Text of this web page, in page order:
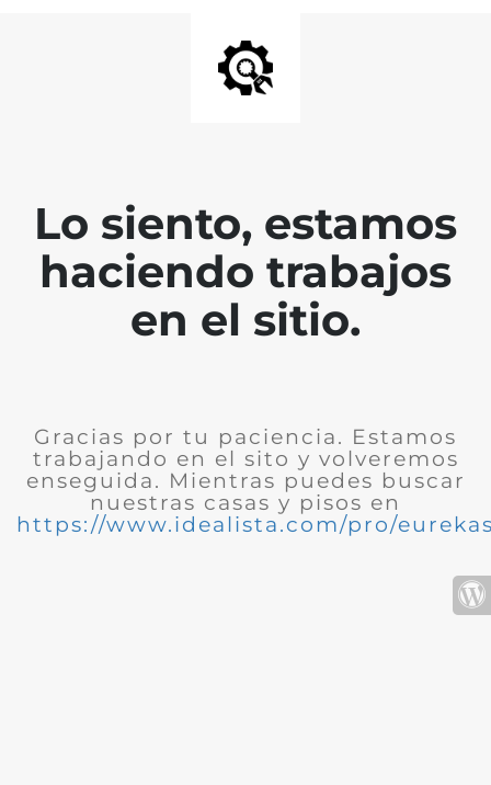
Lo siento, estamos
haciendo trabajos
en el sitio.
Gracias por tu paciencia. Estamos
trabajando en el sito y volveremos
enseguida. Mientras puedes buscar
nuestras casas y pisos en
https://www.idealista.com/pro/